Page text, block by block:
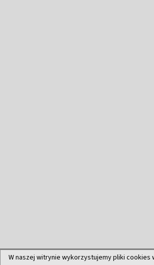
W naszej witrynie wykorzystujemy pliki cookies